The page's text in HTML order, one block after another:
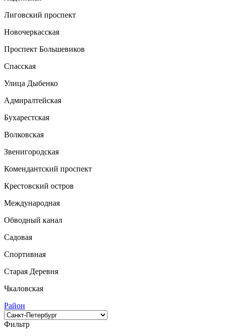
Лиговский проспект
Новочеркасская
Проспект Большевиков
Спасская
Улица Дыбенко
Адмиралтейская
Бухарестская
Волковская
Звенигородская
Комендантский проспект
Крестовский остров
Международная
Обводный канал
Садовая
Спортивная
Старая Деревня
Чкаловская
Район
Фильтр